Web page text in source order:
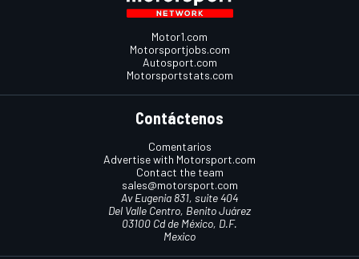
Motor1.com
Motorsportjobs.com
Autosport.com
Motorsportstats.com
Contáctenos
Comentarios
Advertise with Motorsport.com
Contact the team
sales@motorsport.com
Av Eugenia 831, suite 404
Del Valle Centro, Benito Juárez
03100 Cd de México, D.F.
Mexico